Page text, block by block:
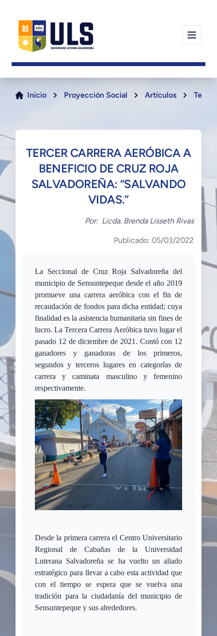
Inicio Proyección Social Artículos
TERCER CARRERA AERÓBICA A
BENEFICIO DE CRUZ ROJA
SALVADOREÑA: “SALVANDO
VIDAS.”
Por: Licda. Brenda Lisseth Rivas
Publicado: 05/03/2022
La Seccional de Cruz Roja Salvadoreña del
municipio de Sensuntepeque desde el año 2019
promueve una carrera aeróbica con el fin de
recaudación de fondos para dicha entidad; cuya
finalidad es la asistencia humanitaria sin fines de
lucro. La Tercera Carrera Aeróbica tuvo lugar el
pasado 12 de diciembre de 2021. Contó con 12
ganadores y ganadoras de los primeros,
segundos y terceros lugares en categorías de
carrera y caminata masculino y femenino
respectivamente.
Desde la primera carrera el Centro Universitario
Regional de Cabañas de la Universidad
Luterana Salvadoreña se ha vuelto un aliado
estratégico para llevar a cabo esta actividad que
con el tiempo se espera que se vuelva una
tradición para la ciudadanía del municipio de
Sensuntepeque y sus alrededores.